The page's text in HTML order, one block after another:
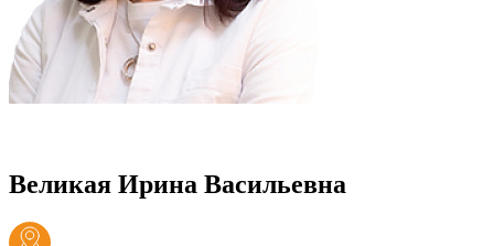
Великая Ирина Васильевна